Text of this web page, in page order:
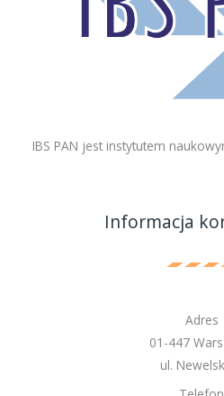
IBS PAN jest instytutem
Informacja
Adres
01-447
ul.